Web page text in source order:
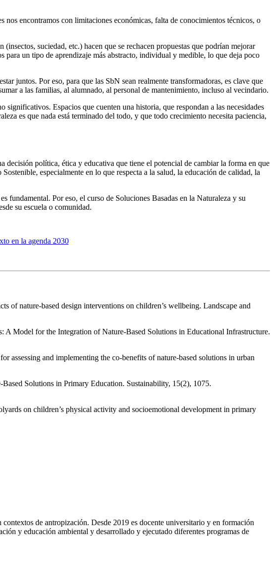
nos encontramos con limitaciones económicas, falta de conocimientos técnicos, o
suciedad, etc.) hacen que se rechacen propuestas que podrían mejorar
para un tipo de aprendizaje más abstracto, individual y medible, lo que deja poco
juntos. Por eso, para que las SbN sean realmente transformadoras, es clave que
a las familias, al alumnado, al personal de mantenimiento, incluso al vecindario.
significativos. Espacios que cuenten una historia, que respondan a las necesidades
es que nada está terminado del todo, y que todo crecimiento necesita paciencia,
decisión política, ética y educativa que tiene el potencial de cambiar la forma en que
especialmente en lo que respecta a la salud, la educación de calidad, la
fundamental. Por eso, el curso de Soluciones Basadas en la Naturaleza y su
su escuela o comunidad.
en la agenda 2030
nature-based design interventions on children’s wellbeing. Landscape and
Model for the Integration of Nature-Based Solutions in Educational Infrastructure.
and implementing the co-benefits of nature-based solutions in urban
Solutions in Primary Education. Sustainability, 15(2), 1075.
on children’s physical activity and socioemotional development in primary
de antropización. Desde 2019 es docente universitario y en formación
y educación ambiental y desarrollado y ejecutado diferentes programas de